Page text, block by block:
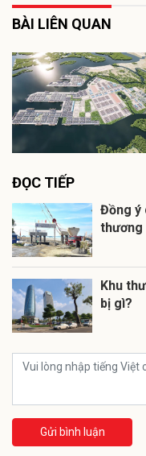
BÀI LIÊN QUAN
ĐỌC TIẾP
Đồng ý
thương
Khu
bị gì?
Gửi bình luận